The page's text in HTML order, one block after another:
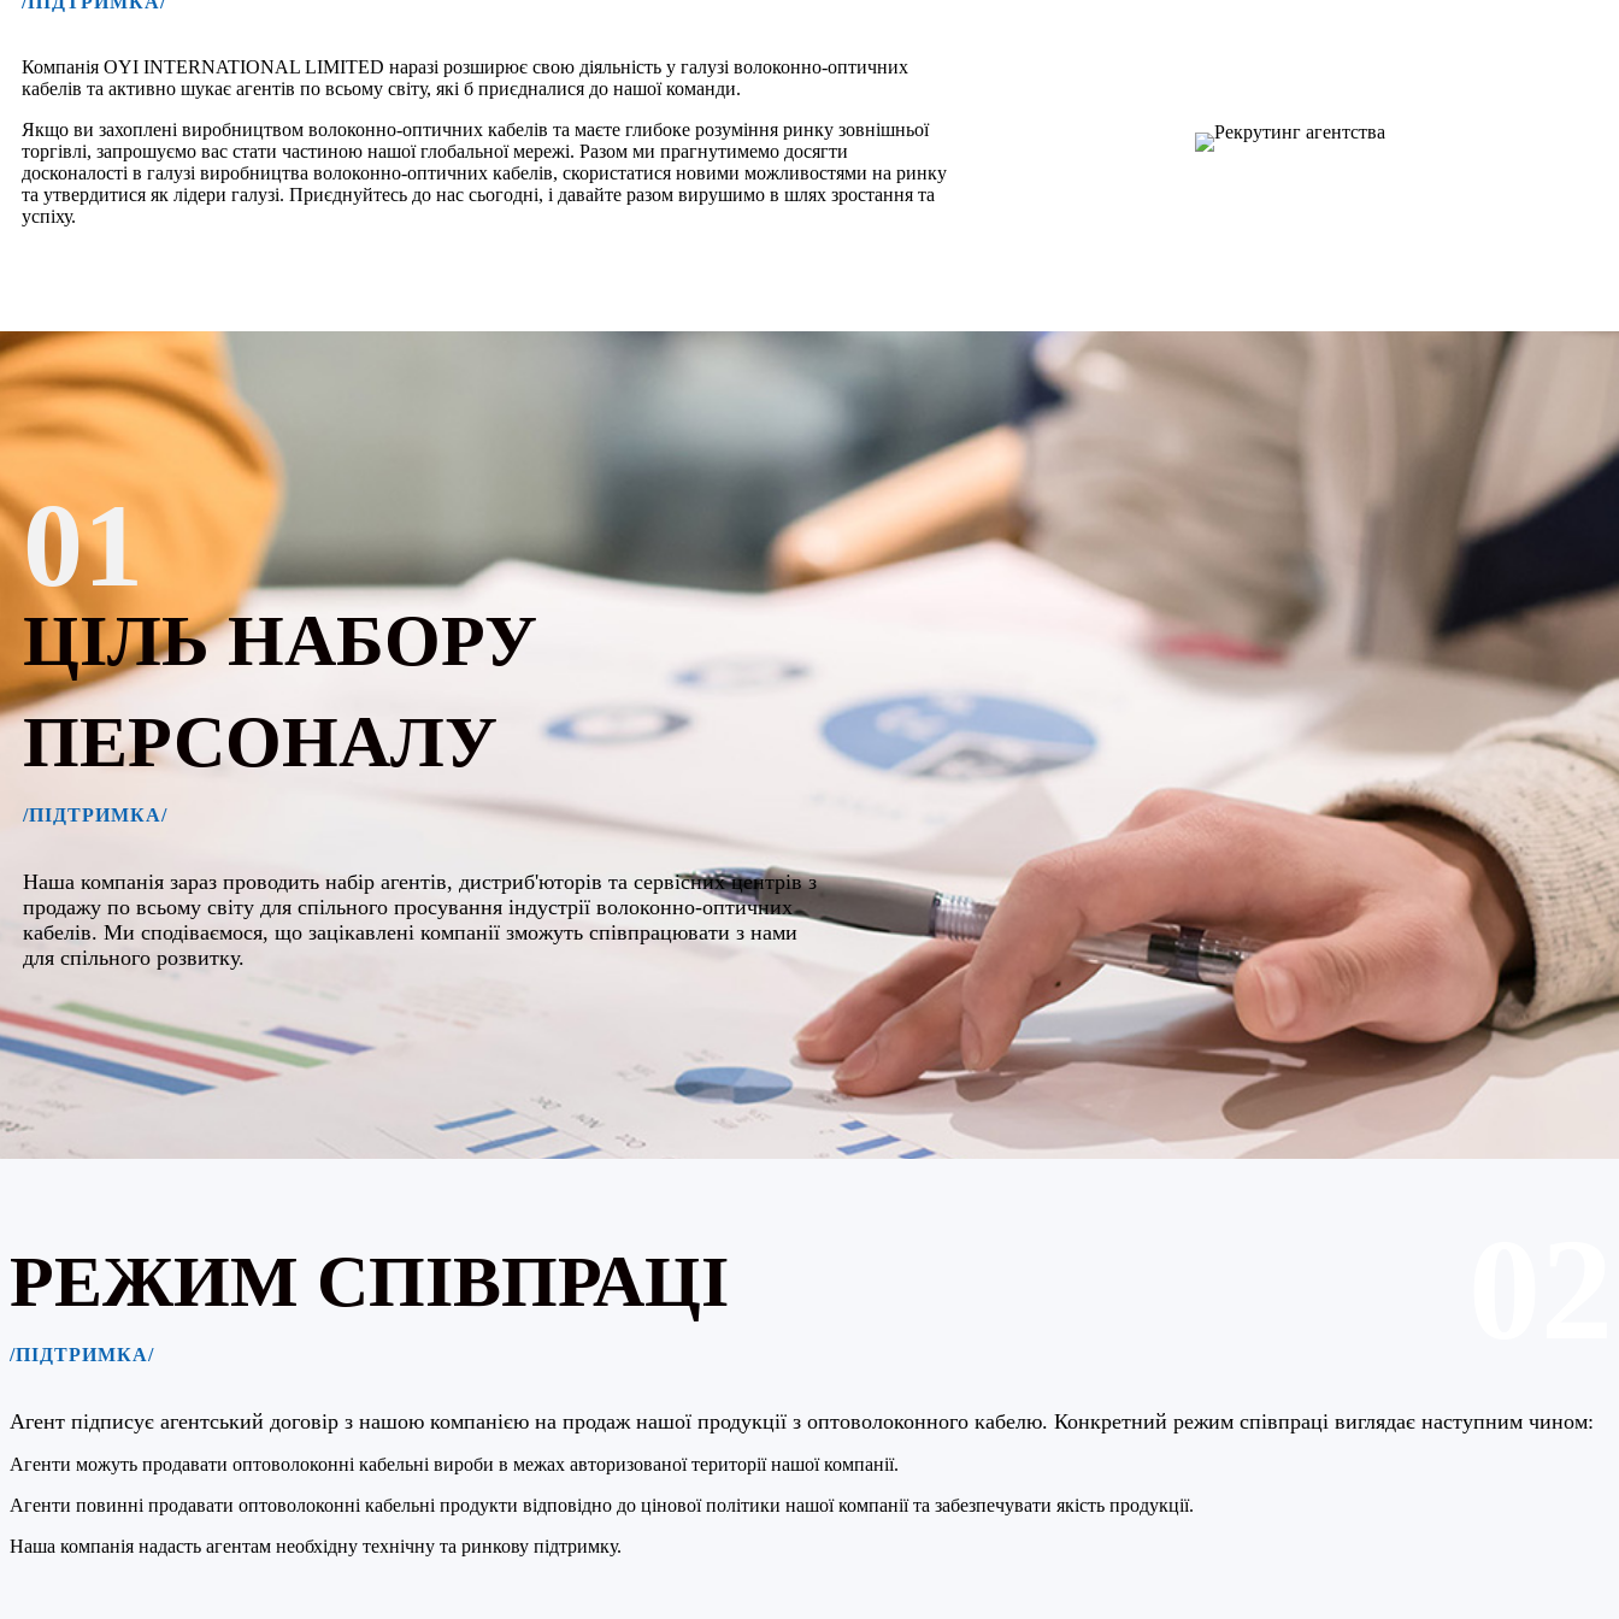
Компанія OYI INTERNATIONAL LIMITED наразі розширює свою діяльність у галузі волоконно-оптичних
кабелів та активно шукає агентів по всьому світу, які б приєдналися до нашої команди.
Якщо ви захоплені виробництвом волоконно-оптичних кабелів та маєте глибоке розуміння ринку зовнішньої
торгівлі, запрошуємо вас стати частиною нашої глобальної мережі. Разом ми прагнутимемо досягти
досконалості в галузі виробництва волоконно-оптичних кабелів, скористатися новими можливостями на ринку
та утвердитися як лідери галузі. Приєднуйтесь до нас сьогодні, і давайте разом вирушимо в шлях зростання та
успіху.
01
ЦІЛЬ НАБОРУ
ПЕРСОНАЛУ
/ПІДТРИМКА/
Наша компанія зараз проводить набір агентів, дистриб'юторів та сервісних центрів з
продажу по всьому світу для спільного просування індустрії волоконно-оптичних
кабелів. Ми сподіваємося, що зацікавлені компанії зможуть співпрацювати з нами
для спільного розвитку.
РЕЖИМ СПІВПРАЦІ
/ПІДТРИМКА/
Агент підписує агентський договір з нашою компанією на продаж нашої продукції з оптоволоконного кабелю. Конкретний режим співпраці виглядає наступним чином:
Агенти можуть продавати оптоволоконні кабельні вироби в межах авторизованої території нашої компанії.
Агенти повинні продавати оптоволоконні кабельні продукти відповідно до цінової політики нашої компанії та забезпечувати якість продукції.
Наша компанія надасть агентам необхідну технічну та ринкову підтримку.